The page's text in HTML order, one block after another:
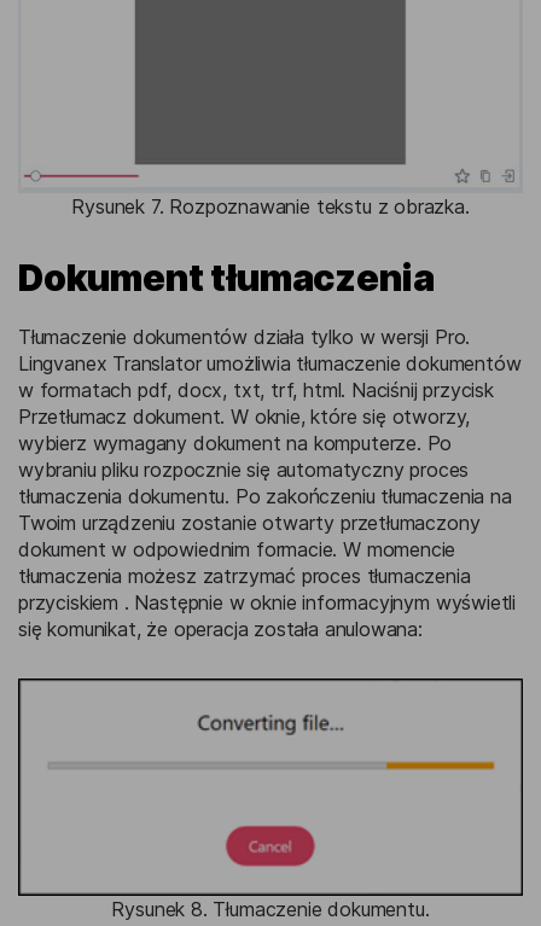
Rysunek 7. Rozpoznawanie tekstu z obrazka.
Dokument tłumaczenia
Tłumaczenie dokumentów działa tylko w wersji Pro.
Lingvanex Translator umożliwia tłumaczenie dokumentów
w formatach pdf, docx, txt, trf, html. Naciśnij przycisk
Przetłumacz dokument. W oknie, które się otworzy,
wybierz wymagany dokument na komputerze. Po
wybraniu pliku rozpocznie się automatyczny proces
tłumaczenia dokumentu. Po zakończeniu tłumaczenia na
Twoim urządzeniu zostanie otwarty przetłumaczony
dokument w odpowiednim formacie. W momencie
tłumaczenia możesz zatrzymać proces tłumaczenia
przyciskiem . Następnie w oknie informacyjnym wyświetli
się komunikat, że operacja została anulowana:
Rysunek 8. Tłumaczenie dokumentu.